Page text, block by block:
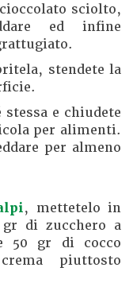
sciolto,
ed infine
stendete la
e chiudete
per alimenti.
per almeno
, mettetelo in
di zucchero a
50 gr di cocco
piuttosto